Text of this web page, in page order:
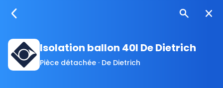
Isolation ballon 40l De Dietrich
Pièce détachée · De Dietrich